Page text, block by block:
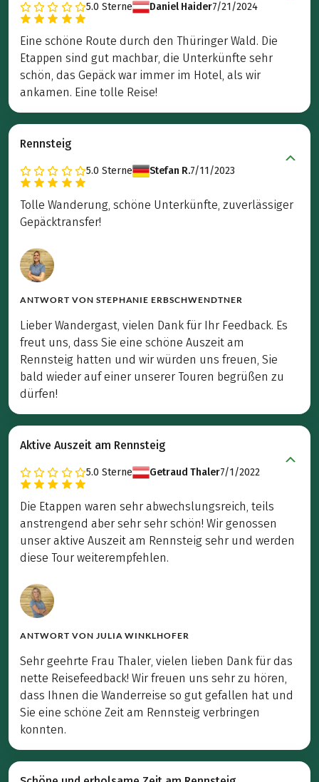
5.0 Sterne Daniel Haider7/21/2024
Eine schöne Route durch den Thüringer Wald. Die
Etappen sind gut machbar, die Unterkünfte sehr
schön, das Gepäck war immer im Hotel, als wir
ankamen. Eine tolle Reise!
Rennsteig
5.0 Sterne Stefan R.7/11/2023
Tolle Wanderung, schöne Unterkünfte, zuverlässiger
Gepäcktransfer!
ANTWORT VON STEPHANIE ERBSCHWENDTNER
Lieber Wandergast, vielen Dank für Ihr Feedback. Es
freut uns, dass Sie eine schöne Auszeit am
Rennsteig hatten und wir würden uns freuen, Sie
bald wieder auf einer unserer Touren begrüßen zu
dürfen!
Aktive Auszeit am Rennsteig
5.0 Sterne Getraud Thaler7/1/2022
Die Etappen waren sehr abwechslungsreich, teils
anstrengend aber sehr sehr schön! Wir genossen
unser aktive Auszeit am Rennsteig sehr und werden
diese Tour weiterempfehlen.
ANTWORT VON JULIA WINKLHOFER
Sehr geehrte Frau Thaler, vielen lieben Dank für das
nette Reisefeedback! Wir freuen uns sehr zu hören,
dass Ihnen die Wanderreise so gut gefallen hat und
Sie eine schöne Zeit am Rennsteig verbringen
konnten.